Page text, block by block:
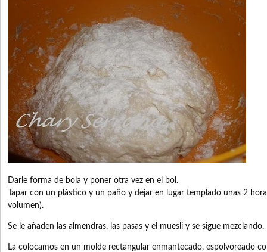
Darle forma de bola y poner otra vez en el bol.
Tapar con un plástico y un paño y dejar en lugar templado unas 2
volumen).
Se le añaden las almendras, las pasas y el muesli y se sigue mezclando.
La colocamos en un molde rectangular enmantecado, espolvoreado